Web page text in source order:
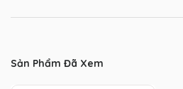
Sản Phẩm Đã Xem